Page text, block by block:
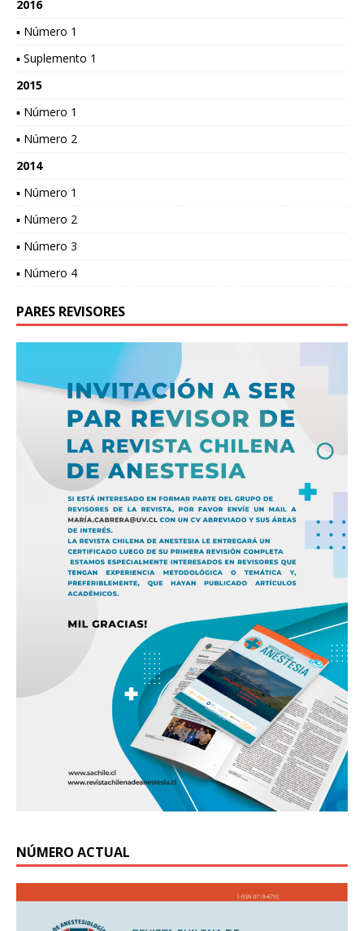
2016
▪ Número 1
▪ Suplemento 1
2015
▪ Número 1
▪ Número 2
2014
▪ Número 1
▪ Número 2
▪ Número 3
▪ Número 4
PARES REVISORES
NÚMERO ACTUAL